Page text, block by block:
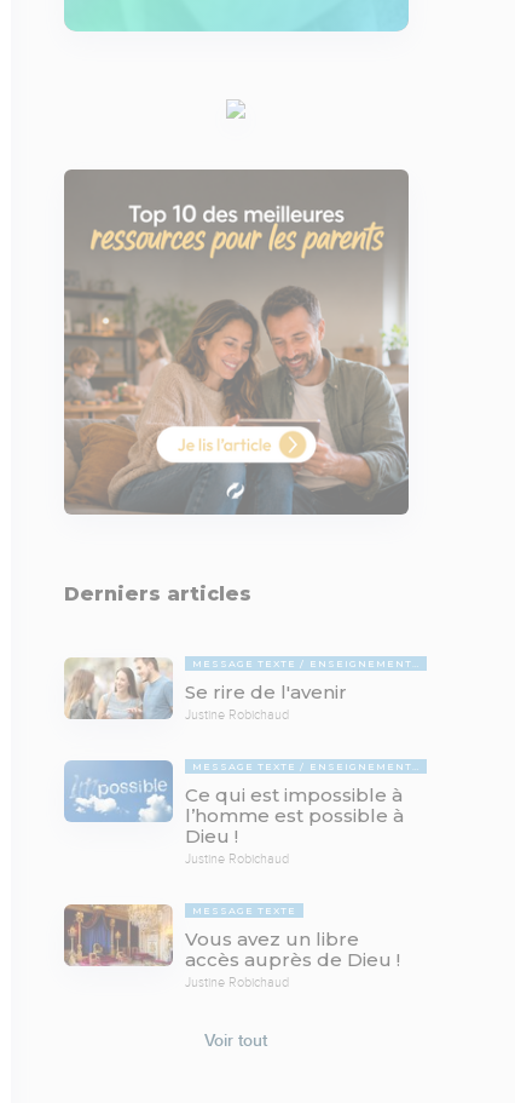
Derniers articles
MESSAGE TEXTE ENSEIGNEMENTS BIBLIQUES
Se rire de l'avenir
Justine Robichaud
MESSAGE TEXTE ENSEIGNEMENTS BIBLIQUES
Ce qui est impossible à
l’homme est possible à
Dieu !
Justine Robichaud
MESSAGE TEXTE
Vous avez un libre
accès auprès de Dieu !
Justine Robichaud
Voir tout